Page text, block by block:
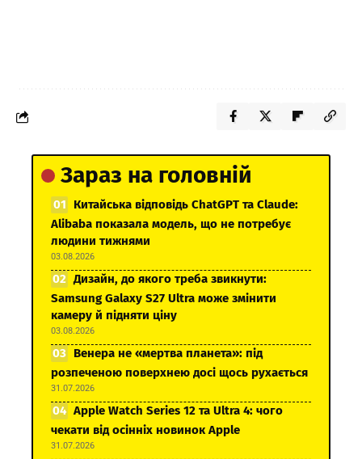
Зараз на головній
Китайська відповідь ChatGPT та Claude:
Alibaba показала модель, що не потребує
людини тижнями
03.08.2026
Дизайн, до якого треба звикнути:
Samsung Galaxy S27 Ultra може змінити
камеру й підняти ціну
03.08.2026
Венера не «мертва планета»: під
розпеченою поверхнею досі щось рухається
31.07.2026
Apple Watch Series 12 та Ultra 4: чого
чекати від осінніх новинок Apple
31.07.2026